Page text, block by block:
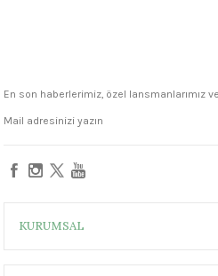
999 - 1222 °C
En son haberlerimiz, özel lansmanlarımız
KURUMSAL